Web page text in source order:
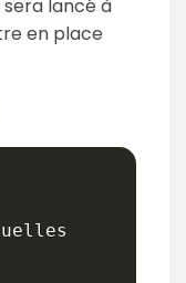
lancé à
en place